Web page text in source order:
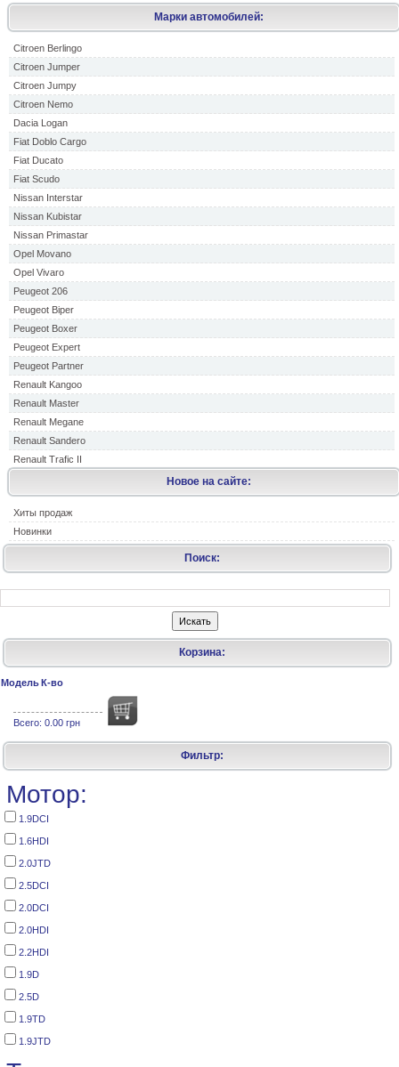
Марки автомобилей:
Citroen Berlingo
Citroen Jumper
Citroen Jumpy
Citroen Nemo
Dacia Logan
Fiat Doblo Cargo
Fiat Ducato
Fiat Scudo
Nissan Interstar
Nissan Kubistar
Nissan Primastar
Opel Movano
Opel Vivaro
Peugeot 206
Peugeot Biper
Peugeot Boxer
Peugeot Expert
Peugeot Partner
Renault Kangoo
Renault Master
Renault Megane
Renault Sandero
Renault Trafic II
Новое на сайте:
Хиты продаж
Новинки
Поиск:
Корзина:
Модель К-во
Всего: 0.00 грн
Фильтр:
Мотор:
1.9DCI
1.6HDI
2.0JTD
2.5DCI
2.0DCI
2.0HDI
2.2HDI
1.9D
2.5D
1.9TD
1.9JTD